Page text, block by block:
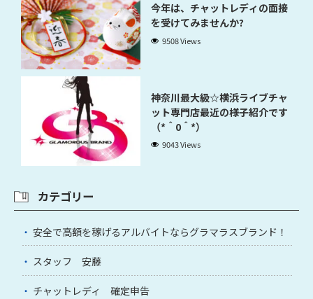
今年は、チャットレディの面接
を受けてみませんか?
9508 Views
神奈川最大級☆横浜ライブチャ
ット専門店最近の様子紹介です
（*＾0＾*）
9043 Views
カテゴリー
安全で高額を稼げるアルバイトならグラマラスブランド！
スタッフ 安藤
チャットレディ 確定申告